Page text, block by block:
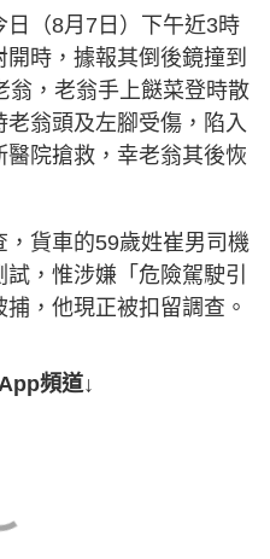
（8月7日）下午近3時
時，據報其倒後鏡撞到
翁，老翁手上餸菜登時散
翁頭及左腳受傷，陷入
院搶救，幸老翁其後恢
貨車的59歲姓崔男司機
，惟涉嫌「危險駕駛引
，他現正被扣留調查。
頻道↓